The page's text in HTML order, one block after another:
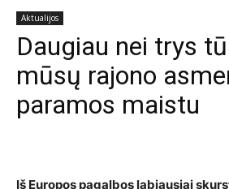
Aktualijos
Daugiau nei trys
mūsų rajono
paramos maistu
Iš Europos pagalbos labiausiai